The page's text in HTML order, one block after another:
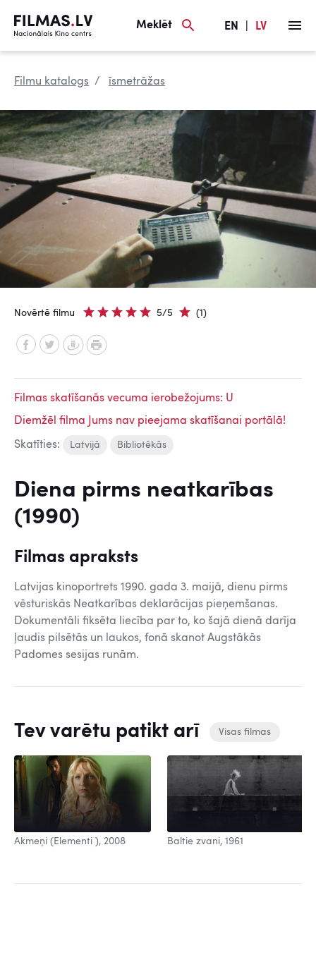
Meklēt EN LV
Filmu katalogs īsmetrāžas
Novērtē filmu 5/5 (1)
Filmas skatīšanās vecuma ierobežojums: U
Diemžēl filma Jums nav pieejama skatīšanai portālā!
Skatīties: Latvijā Bibliotēkās
Diena pirms neatkarības
(1990)
Filmas apraksts
Latvijas kinoportrets 1990. gada 3. maijā, dienu pirms
vēsturiskās Neatkarības deklarācijas pieņemšanas.
Dokumentāli fiksēta liecība par to, ko šajā dienā darīja
ļaudis pilsētās un laukos, fonā skanot Augstākās
Padomes sesijas runām.
Tev varētu patikt arī Visas filmas
Akmeņi (Elementi ), 2008 Baltie zvani, 1961